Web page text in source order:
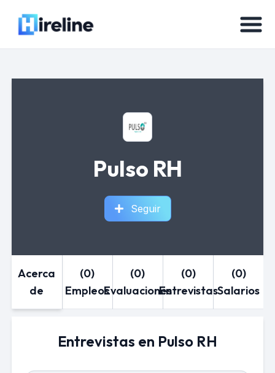
Pulso RH
Seguir
Acerca
de
(0)
Empleos
(0)
Evaluaciones
(0)
Entrevistas
(0)
Salarios
Entrevistas en Pulso RH